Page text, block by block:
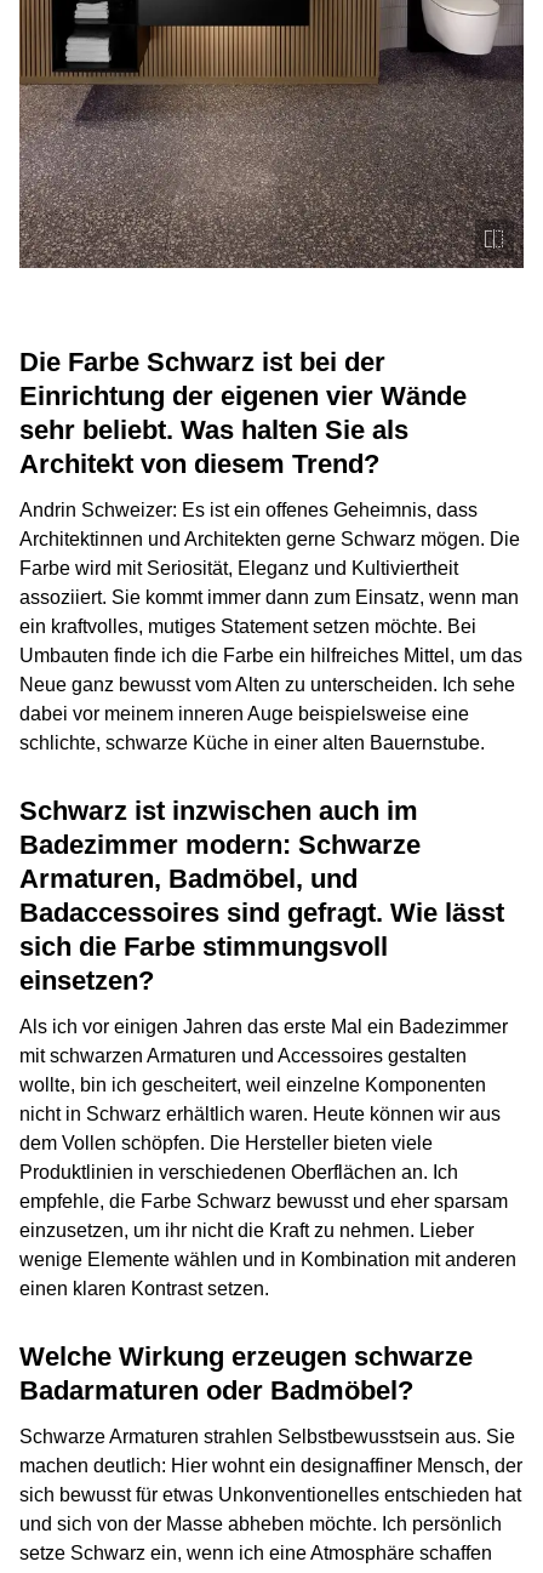
Die Farbe Schwarz ist bei der
Einrichtung der eigenen vier Wände
sehr beliebt. Was halten Sie als
Architekt von diesem Trend?
Andrin Schweizer: Es ist ein offenes Geheimnis, dass
Architektinnen und Architekten gerne Schwarz mögen. Die
Farbe wird mit Seriosität, Eleganz und Kultiviertheit
assoziiert. Sie kommt immer dann zum Einsatz, wenn man
ein kraftvolles, mutiges Statement setzen möchte. Bei
Umbauten finde ich die Farbe ein hilfreiches Mittel, um das
Neue ganz bewusst vom Alten zu unterscheiden. Ich sehe
dabei vor meinem inneren Auge beispielsweise eine
schlichte, schwarze Küche in einer alten Bauernstube.
Schwarz ist inzwischen auch im
Badezimmer modern: Schwarze
Armaturen, Badmöbel, und
Badaccessoires sind gefragt. Wie lässt
sich die Farbe stimmungsvoll
einsetzen?
Als ich vor einigen Jahren das erste Mal ein Badezimmer
mit schwarzen Armaturen und Accessoires gestalten
wollte, bin ich gescheitert, weil einzelne Komponenten
nicht in Schwarz erhältlich waren. Heute können wir aus
dem Vollen schöpfen. Die Hersteller bieten viele
Produktlinien in verschiedenen Oberflächen an. Ich
empfehle, die Farbe Schwarz bewusst und eher sparsam
einzusetzen, um ihr nicht die Kraft zu nehmen. Lieber
wenige Elemente wählen und in Kombination mit anderen
einen klaren Kontrast setzen.
Welche Wirkung erzeugen schwarze
Badarmaturen oder Badmöbel?
Schwarze Armaturen strahlen Selbstbewusstsein aus. Sie
machen deutlich: Hier wohnt ein designaffiner Mensch, der
sich bewusst für etwas Unkonventionelles entschieden hat
und sich von der Masse abheben möchte. Ich persönlich
setze Schwarz ein, wenn ich eine Atmosphäre schaffen